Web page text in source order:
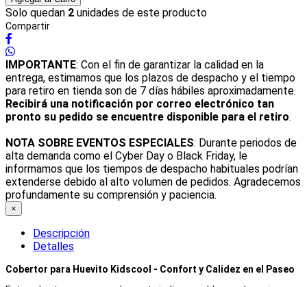
Solo quedan 2 unidades de este producto
Compartir
IMPORTANTE: Con el fin de garantizar la calidad en la
entrega, estimamos que los plazos de despacho y el tiempo
para retiro en tienda son de 7 días hábiles aproximadamente.
Recibirá una notificación por correo electrónico tan
pronto su pedido se encuentre disponible para el retiro.
NOTA SOBRE EVENTOS ESPECIALES: Durante periodos de
alta demanda como el Cyber Day o Black Friday, le
informamos que los tiempos de despacho habituales podrían
extenderse debido al alto volumen de pedidos. Agradecemos
profundamente su comprensión y paciencia.
×
Descripción
Detalles
Cobertor para Huevito Kidscool - Confort y Calidez en el Paseo